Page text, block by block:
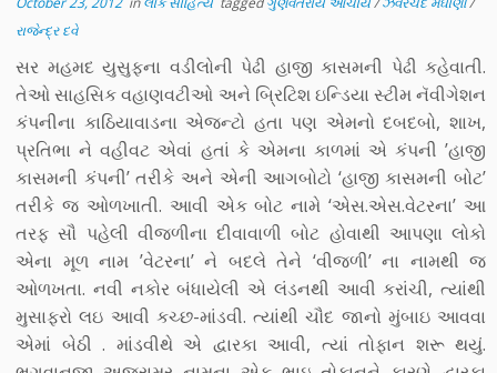
રાજેન્દ્ર દવે
સર મહમદ યુસુફના વડીલોની પેઢી હાજી કાસમની પેઢી કહેવાતી.
તેઓ સાહસિક વહાણવટીઓ અને બ્રિટિશ ઇન્ડિયા સ્ટીમ નૅવીગેશન
કંપનીના કાઠિયાવાડના એજન્ટો હતા પણ એમનો દબદબો, શાખ,
પ્રતિભા ને વહીવટ એવાં હતાં કે એમના કાળમાં એ કંપની ’હાજી
કાસમની કંપની’ તરીકે અને એની આગબોટો ‘હાજી કાસમની બોટ’
તરીકે જ ઓળખાતી. આવી એક બોટ નામે ‘એસ.એસ.વેટરના’ આ
તરફ સૌ પહેલી વીજળીના દીવાવાળી બોટ હોવાથી આપણા લોકો
એના મૂળ નામ ’વેટરના’ ને બદલે તેને ‘વીજળી’ ના નામથી જ
ઓળખતા. નવી નકોર બંધાયેલી એ લંડનથી આવી કરાંચી, ત્યાંથી
મુસાફરો લઇ આવી કચ્છ-માંડવી. ત્યાંથી ચૌદ જાનો મુંબાઇ આવવા
એમાં બેઠી . માંડવીથે એ દ્વારકા આવી, ત્યાં તોફાન શરૂ થયું.